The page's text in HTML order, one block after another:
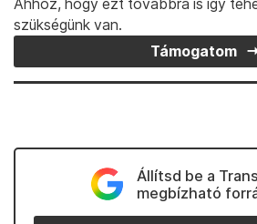
Ahhoz, hogy ezt továbbra is így
szükségünk van.
Támogatom
Állítsd be a
megbízható